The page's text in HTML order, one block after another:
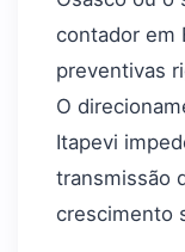
contador em
preventivas
O
Itapevi
transmissão
crescimento